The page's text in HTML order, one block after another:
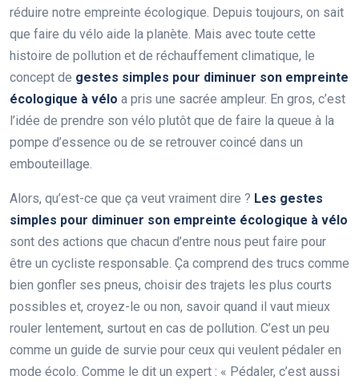
réduire notre empreinte écologique. Depuis toujours, on sait
que faire du vélo aide la planète. Mais avec toute cette
histoire de pollution et de réchauffement climatique, le
concept de gestes simples pour diminuer son empreinte
écologique à vélo a pris une sacrée ampleur. En gros, c’est
l’idée de prendre son vélo plutôt que de faire la queue à la
pompe d’essence ou de se retrouver coincé dans un
embouteillage.
Alors, qu’est-ce que ça veut vraiment dire ? Les gestes
simples pour diminuer son empreinte écologique à vélo
sont des actions que chacun d’entre nous peut faire pour
être un cycliste responsable. Ça comprend des trucs comme
bien gonfler ses pneus, choisir des trajets les plus courts
possibles et, croyez-le ou non, savoir quand il vaut mieux
rouler lentement, surtout en cas de pollution. C’est un peu
comme un guide de survie pour ceux qui veulent pédaler en
mode écolo. Comme le dit un expert : « Pédaler, c’est aussi